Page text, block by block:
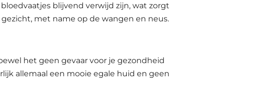
blijvend verwijd zijn, wat zorgt
met name op de wangen en neus.
het geen gevaar voor je gezondheid
allemaal een mooie egale huid en geen